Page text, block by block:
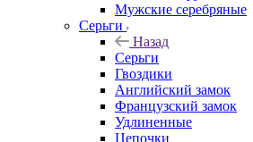
Мужские серебряные
Серьги
Назад
Серьги
Гвоздики
Английский замок
Французский замок
Удлиненные
Цепочки